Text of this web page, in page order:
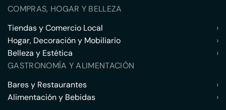
COMPRAS, HOGAR Y BELLEZA
Tiendas y Comercio Local
›
Hogar, Decoración y Mobiliario
›
Belleza y Estética
›
GASTRONOMÍA Y ALIMENTACIÓN
Bares y Restaurantes
›
Alimentación y Bebidas
›